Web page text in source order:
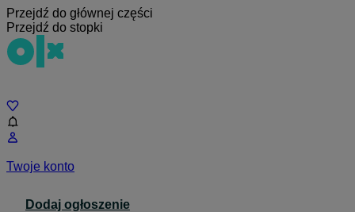
Przejdź do głównej części
Przejdź do stopki
Twoje konto
Dodaj ogłoszenie